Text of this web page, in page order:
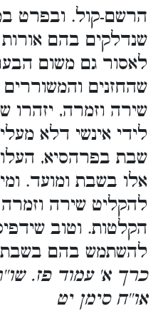
הרשם-קול. ובפרט
שנדלקים בהם
לאסור גם משום
שהחזנים
שירה וזמרה, יזהרו
לידי אינשי דלא
שבת בפרהסיא,
אלו בשבת ומועד.
להקליט שירה
הקלטות. וטוב
להשתמש בהם
כרך א' עמוד פז.
או''ח סימן יט